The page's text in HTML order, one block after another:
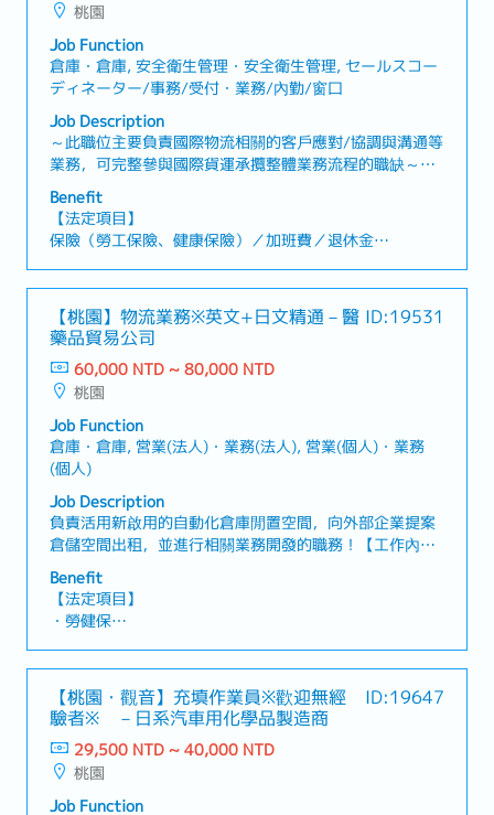
桃園
Job Function
倉庫・倉庫, 安全衛生管理・安全衛生管理, セールスコー
ディネーター/事務/受付・業務/內勤/窗口
Job Description
～此職位主要負責國際物流相關的客戶應對/協調與溝通等
業務，可完整參與國際貨運承攬整體業務流程的職缺～
【工作內容】・國際物流相關之貨運承攬（Forwarding）
業務・與客戶之間的協商與溝通・與協力廠商（運輸公司
及倉儲公司）之間的協商與溝通・其他由主管指示之相關
業務※每月約1次，需配合中部或南部地區之過夜出差【企
業的魅力】・在具備超過50,000以上倉儲容量的大型國際
關的一站式服務，能夠系統性學習物流全流程知識
Benefit
【法定項目】
保險（勞工保險、健康保險）／加班費／退休金
假、陪產假、育嬰假）
【其他福利】
・獎金：過去實績2個月
・改善建議獎金
・喪喜金
・個人旅遊補助（春季、秋季）
・團體保險
・定期健康檢查
・健康促進計畫
・娛樂休閒（按摩、員工旅遊、團隊建設、福利委員會活
動）
・資格取得補助
・教育制度（函授課程、外部研討會、總公司研習會）
・員工餐廳
【桃園】物流業務※英文+日文精通－醫
藥品貿易公司
ID:19531
60,000 NTD ~ 80,000 NTD
桃園
Job Function
倉庫・倉庫, 営業(法人)・業務(法人), 営業(個人)・業務
(個人)
Job Description
負責活用新啟用的自動化倉庫閒置空間，向外部企業提案
倉儲空間出租，並進行相關業務開發的職務！【工作內
容】・外部客戶開發業務（由於本職位將處理非自有產品
的貨物，因此需針對正在尋找倉儲及物流服務的企業，提
案並介紹本公司的倉儲功能）・客戶需求訪談與條件整
理・與內部各部門之協作與溝通・主管交辦事項【魅
力】・可將集團內前所未有的服務，透過自身的努力拓展
位
Benefit
【法定項目】
・勞健保
陪產假、產假、育嬰假）
・退休金
【公司福利】
・獎金：保證1個月（1年1次）
・業績獎金：依業績（1年1次，平均1～2個月）
・餐費津貼（包含於月薪中）
【桃園・觀音】充填作業員※歡迎無經
驗者※ －日系汽車用化學品製造商
ID:19647
29,500 NTD ~ 40,000 NTD
桃園
Job Function